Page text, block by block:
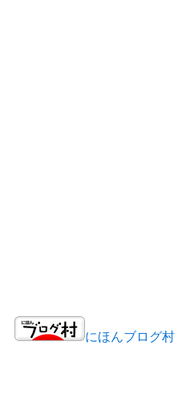
にほんブログ村